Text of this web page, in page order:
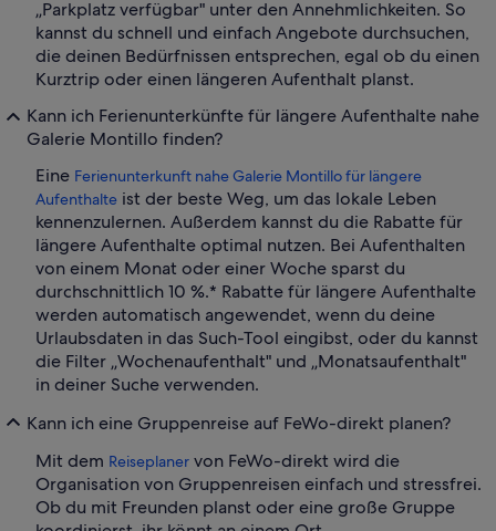
„Parkplatz verfügbar" unter den Annehmlichkeiten. So
kannst du schnell und einfach Angebote durchsuchen,
die deinen Bedürfnissen entsprechen, egal ob du einen
Kurztrip oder einen längeren Aufenthalt planst.
Kann ich Ferienunterkünfte für längere Aufenthalte nahe
Galerie Montillo finden?
Eine Ferienunterkunft nahe Galerie Montillo für längere
Aufenthalte ist der beste Weg, um das lokale Leben
kennenzulernen. Außerdem kannst du die Rabatte für
längere Aufenthalte optimal nutzen. Bei Aufenthalten
von einem Monat oder einer Woche sparst du
durchschnittlich 10 %.* Rabatte für längere Aufenthalte
werden automatisch angewendet, wenn du deine
Urlaubsdaten in das Such-Tool eingibst, oder du kannst
die Filter „Wochenaufenthalt" und „Monatsaufenthalt"
in deiner Suche verwenden.
Kann ich eine Gruppenreise auf FeWo-direkt planen?
Mit dem Reiseplaner von FeWo-direkt wird die
Organisation von Gruppenreisen einfach und stressfrei.
Ob du mit Freunden planst oder eine große Gruppe